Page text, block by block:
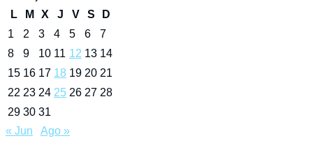
julio 2024
L
M X J V S
D
1
2 3 4 5 6
7
8
9 10 11 12 13 14
15 16 17 18 19 20 21
22 23 24
29 30
31